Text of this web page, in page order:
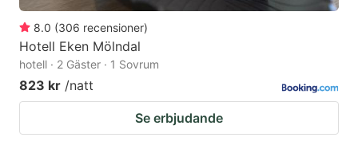
8.0 (306 recensioner)
Hotell Eken Mölndal
hotell · 2 Gäster · 1 Sovrum
823 kr /natt
Se erbjudande